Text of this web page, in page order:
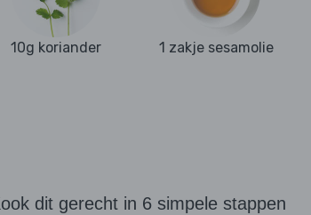
10g koriander 1 zakje sesamolie
dit gerecht in 6 simpele stappen